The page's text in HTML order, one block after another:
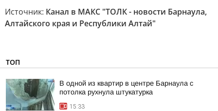
Источник: Канал в МАКС "ТОЛК - новости Барнаула,
Алтайского края и Республики Алтай"
ТОП
В одной из квартир в центре Барнаула с
потолка рухнула штукатурка
15:33